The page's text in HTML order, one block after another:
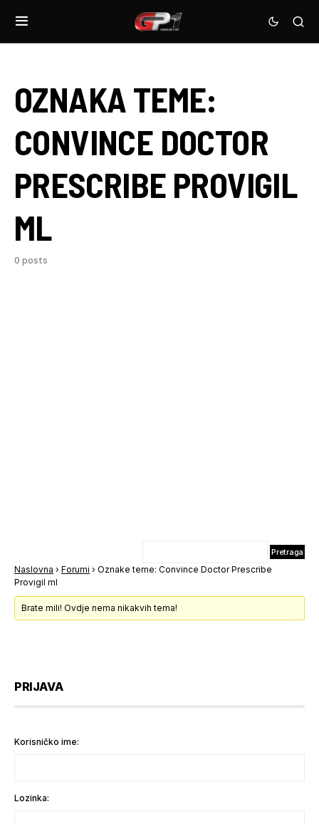
OZNAKA TEME:
CONVINCE DOCTOR
PRESCRIBE PROVIGIL
ML
0 posts
Naslovna › Forumi › Oznake teme: Convince Doctor Prescribe
Provigil ml
Brate mili! Ovdje nema nikakvih tema!
PRIJAVA
Korisničko ime:
Lozinka: